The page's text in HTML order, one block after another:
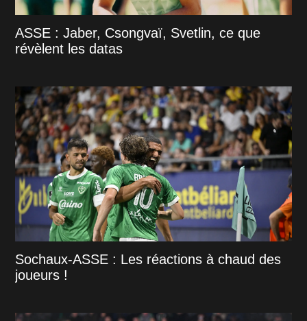
ASSE : Jaber, Csongvaï, Svetlin, ce que
révèlent les datas
Sochaux-ASSE : Les réactions à chaud des
joueurs !